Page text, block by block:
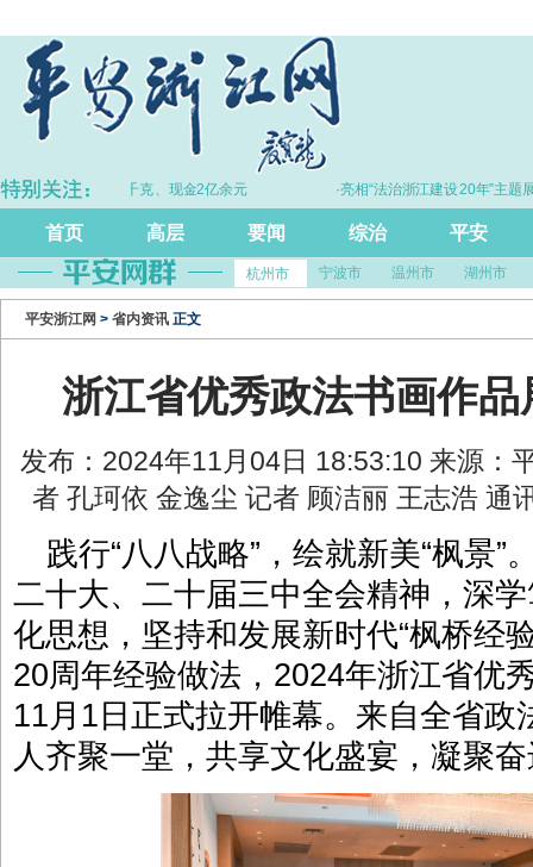
拦截黄金30余千克、现金2亿余元
·亮相“法治浙江建设20年”主题展 浙
首页 高层 要闻 综治 平安
杭州市 宁波市 温州市 湖州市
平安浙江网 > 省内资讯 正文
浙江省优秀政法书画作
发布：2024年11月04日 18:53:10 来源：
者 孔珂依 金逸尘 记者 顾洁丽 王志浩
践行“八八战略”，绘就新美“枫景
二十大、二十届三中全会精神，深
化思想，坚持和发展新时代“枫桥经
20周年经验做法，2024年浙江省优
11月1日正式拉开帷幕。来自全省政
人齐聚一堂，共享文化盛宴，凝聚